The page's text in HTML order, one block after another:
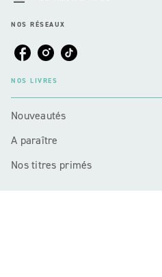
NOS RÉSEAUX
NOS LIVRES
Nouveautés
A paraître
Nos titres primés